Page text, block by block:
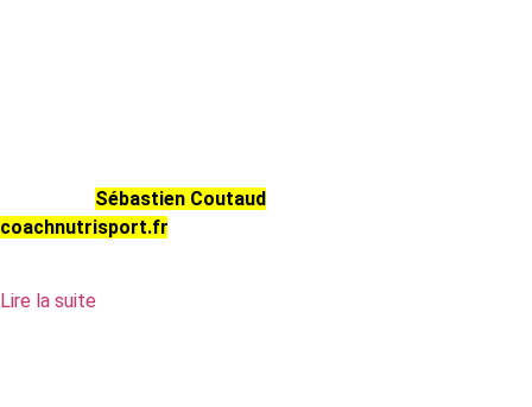
Sébastien Coutaud
coachnutrisport.fr
Lire la suite